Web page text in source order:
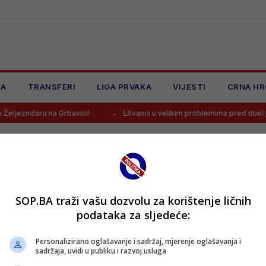
TRANSFERI LIGA PRVAKA VIJESTI CRNA
na Grbavici! Litvanci u velikim problemima pred duel
SOP.BA traži vašu dozvolu za korištenje ličnih
podataka za sljedeće:
Personalizirano oglašavanje i sadržaj, mjerenje oglašavanja i
sadržaja, uvidi u publiku i razvoj usluga